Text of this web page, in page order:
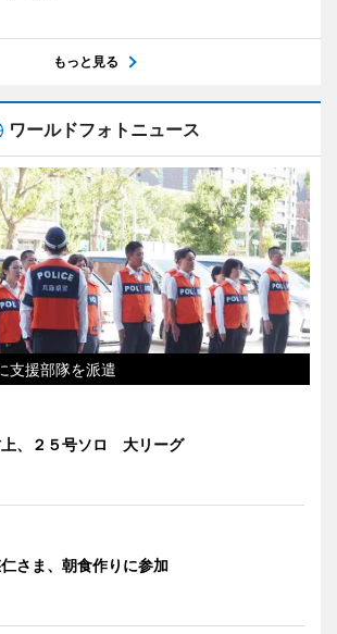
もっと見る
ワールドフォトニュース
支援部隊を派遣
、２５号ソロ 大リーグ
さま、朝食作りに参加